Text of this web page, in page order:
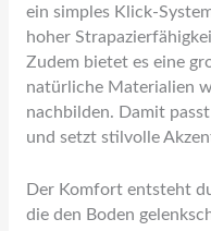
ein simples Klick-
hoher
Zudem bietet es eine
natürliche Materialien
nachbilden. Damit
und setzt stilvolle
Der Komfort entsteht
die den Boden